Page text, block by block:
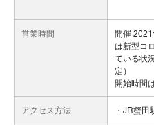
営業時間
開催
は新型コ
ている状
定）
開始時間
アクセス方法 ・JR蟹